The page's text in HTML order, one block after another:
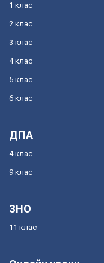
1 клас
2 клас
3 клас
4 клас
5 клас
6 клас
ДПА
4 клас
9 клас
ЗНО
11 клас